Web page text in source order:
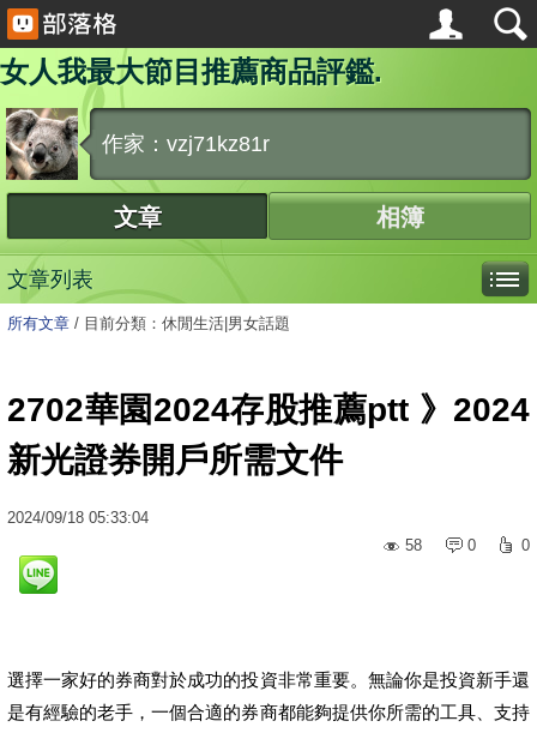
女人我最大節目推薦商品評鑑.
作家：vzj71kz81r
文章 相簿
文章列表
所有文章 / 目前分類：休閒生活|男女話題
2702華園2024存股推薦ptt 》2024
新光證券開戶所需文件
2024/09/18 05:33:04
58
0 0
選擇一家好的券商對於成功的投資非常重要。無論你是投資新手還
是有經驗的老手，一個合適的券商都能夠提供你所需的工具、支持